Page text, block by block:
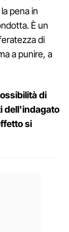
pena in
È un
di
a punire, a
di
dell'indagato
si